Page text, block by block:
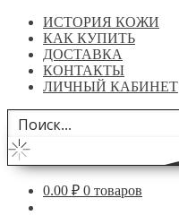
ИСТОРИЯ КОЖИ
КАК КУПИТЬ
ДОСТАВКА
КОНТАКТЫ
ЛИЧНЫЙ КАБИНЕТ
0.00 ₽ 0 товаров